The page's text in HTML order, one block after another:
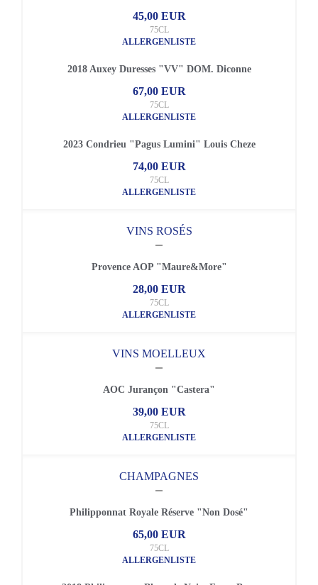
45,00 EUR
75CL
ALLERGENLISTE
2018 Auxey Duresses "VV" DOM. Diconne
67,00 EUR
75CL
ALLERGENLISTE
2023 Condrieu "Pagus Lumini" Louis Cheze
74,00 EUR
75CL
ALLERGENLISTE
VINS ROSÉS
Provence AOP "Maure&More"
28,00 EUR
75CL
ALLERGENLISTE
VINS MOELLEUX
AOC Jurançon "Castera"
39,00 EUR
75CL
ALLERGENLISTE
CHAMPAGNES
Philipponnat Royale Réserve "Non Dosé"
65,00 EUR
75CL
ALLERGENLISTE